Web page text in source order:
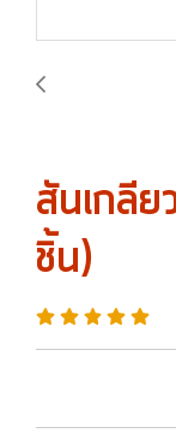
สันเกลี
ชิ้น)